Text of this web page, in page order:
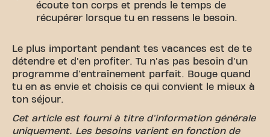
écoute ton corps et prends le temps de
récupérer lorsque tu en ressens le besoin.
Le plus important pendant tes vacances est de te
détendre et d'en profiter. Tu n'as pas besoin d'un
programme d'entraînement parfait. Bouge quand
tu en as envie et choisis ce qui convient le mieux à
ton séjour.
Cet article est fourni à titre d'information générale
uniquement. Les besoins varient en fonction de